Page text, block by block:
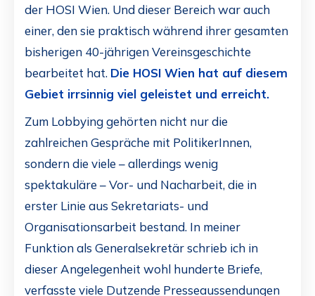
der HOSI Wien. Und dieser Bereich war auch
einer, den sie praktisch während ihrer gesamten
bisherigen 40-jährigen Vereinsgeschichte
bearbeitet hat. Die HOSI Wien hat auf diesem
Gebiet irrsinnig viel geleistet und erreicht.
Zum Lobbying gehörten nicht nur die
zahlreichen Gespräche mit PolitikerInnen,
sondern die viele – allerdings wenig
spektakuläre – Vor- und Nacharbeit, die in
erster Linie aus Sekretariats- und
Organisationsarbeit bestand. In meiner
Funktion als Generalsekretär schrieb ich in
dieser Angelegenheit wohl hunderte Briefe,
verfasste viele Dutzende Presseaussendungen